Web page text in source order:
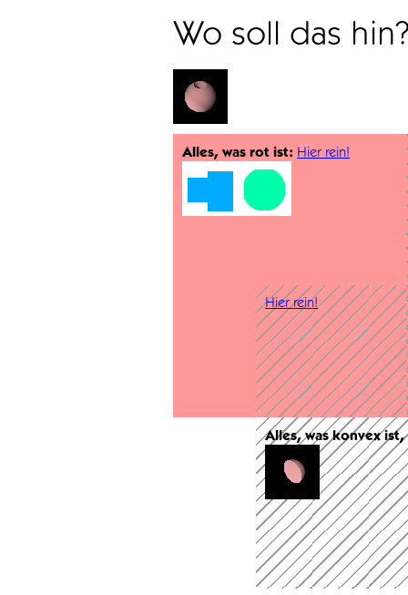
Wo soll das
Alles, was rot ist: Hier rein!
Hier rein!
Alles, was konvex